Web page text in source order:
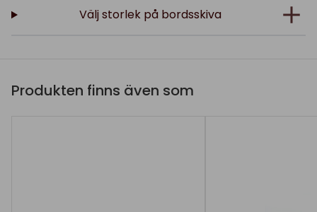
Välj storlek på bordsskiva
Produkten finns även som